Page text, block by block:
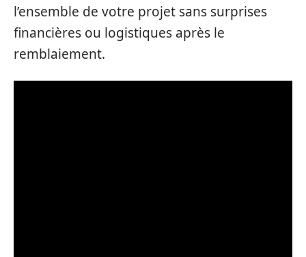
l’ensemble de votre projet sans surprises
financières ou logistiques après le
remblaiement.